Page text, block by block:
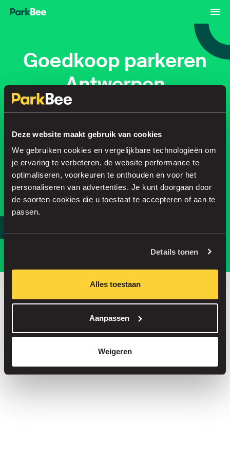
Deze website maakt gebruik van cookies
We gebruiken cookies en vergelijkbare technologieën om
je ervaring te verbeteren, de website performance te
optimaliseren, voorkeuren te onthouden en voor het
personaliseren van advertenties. Je kunt doorgaan door
de soorten cookies die u toestaat te accepteren of aan te
passen.
Details tonen
Alles toestaan
Aanpassen
Weigeren
Goedkoop parkeren
Antwerpen
Regel je parkeerplek in no time
Parkeer slimmer, met onze app.
Bespaar tot 30% in onze parkeergarages
Straatparkeren zonder servicekosten